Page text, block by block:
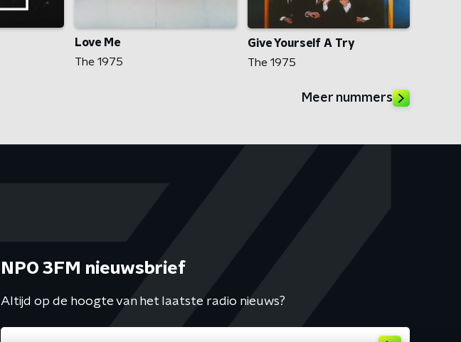
Love Me
The 1975
Give Yourself A Try
The 1975
Meer nummers
NPO 3FM nieuwsbrief
Altijd op de hoogte van het laatste radio nieuws?